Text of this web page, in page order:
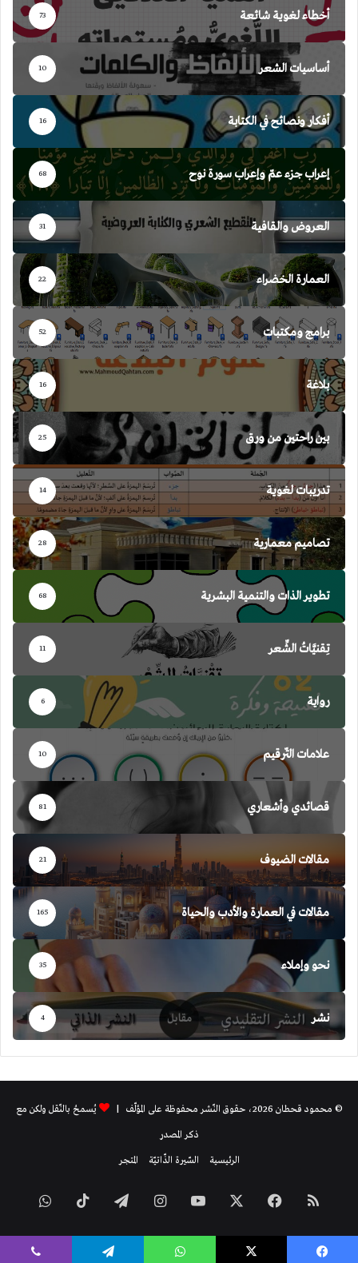
أخطاء لغوية شائعة 73
أساسيات الشعر 10
أفكار ونصائح في الكتابة 16
إعراب جزء عمّ وإعراب سورة نوح 68
العروض والقافية 31
العمارة الخضراء 22
برامج ومكتبات 52
بلاغة 16
بين راحتين من ورق 25
تدريبات لغوية 14
تصاميم معمارية 28
تطوير الذات والتنمية البشرية 68
تِقنيَّاتُ الشِّعر 11
رواية 6
علامات التّرقيم 10
قصائدي وأشعاري 81
مقالات الضيوف 21
مقالات في العمارة والأدب والحياة 165
نحو وإملاء 35
نشر 4
© محمود قحطان 2026، حقوق النّشر محفوظة على المؤلّف |
يُسمحُ بالنّقل ولكن مع
ذكر المصدر
الرئيسية
السّيرة الذّاتيّة المتجر
ملخص
الموقع
فيسبوك ‫YouTubeانستقرامتيلقرام ‫TikTokواتساب